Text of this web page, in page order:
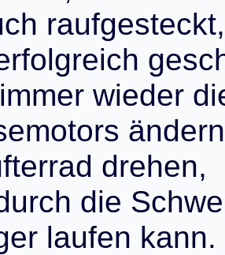
ch raufgesteckt,
rfolgreich gesc
immer wieder di
emotors ändern
fterrad drehen,
urch die Schwe
er laufen kann.